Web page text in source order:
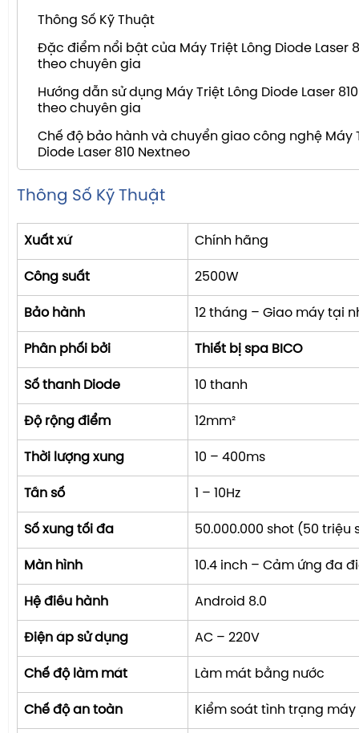
Thông Số Kỹ Thuật
Đặc điểm nổi bật của Máy Triệt Lông Diode Laser
theo chuyên gia
Hướng dẫn sử dụng Máy Triệt Lông Diode Laser
theo chuyên gia
Chế độ bảo hành và chuyển giao công nghệ Máy
Diode Laser 810 Nextneo
Thông Số Kỹ Thuật
Xuất xứ Chính hãng
Công suất 2500W
Bảo hành 12 tháng – Giao máy tại
Phân phối bởi Thiết bị spa BICO
Số thanh Diode 10 thanh
Độ rộng điểm 12mm²
Thời lượng xung 10 – 400ms
Tần số 1 – 10Hz
Số xung tối đa 50.000.000 shot (50 triệu
Màn hình 10.4 inch – Cảm ứng đa
Hệ điều hành Android 8.0
Điện áp sử dụng AC – 220V
Chế độ làm mát Làm mát bằng nước
Chế độ an toàn Kiểm soát tình trạng máy